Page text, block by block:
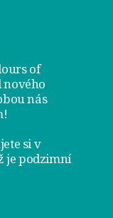
of
nového
nás
!
si v
jepodzimní